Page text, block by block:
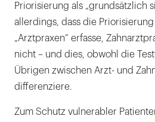
Priorisierung als „grundsätzlich
allerdings, dass die
„Arztpraxen“ erfasse,
nicht – und dies, obwohl die
Übrigen zwischen Arzt- und
differenziere.
Zum Schutz vulnerabler